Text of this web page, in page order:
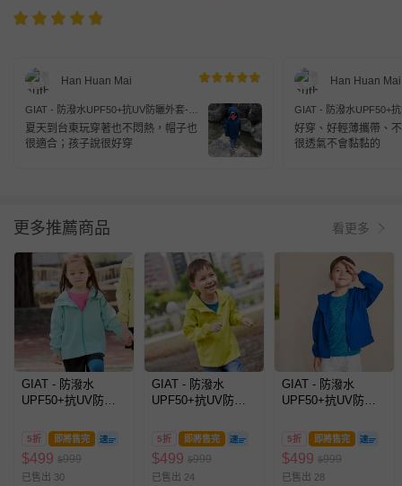
Han Huan Mai
GIAT - 防潑水UPF50+抗UV防曬外套-兒
童款/連帽-奶茶色
夏天到台東玩穿著也不悶熱，帽子也
很適合；孩子說很好穿
Han Huan Mai
GIAT - 防潑水UPF50+
童款/連帽-奶茶色
好穿、好輕薄攜帶、
很透氣不會黏黏的
更多推薦商品 看更多
GIAT - 防潑水
UPF50+抗UV防曬
末藍
5折 即將售完
$499 $999
已售出 30
GIAT - 防潑水
UPF50+抗UV防曬
檸黃
5折 即將售完
$499 $999
已售出 24
GIAT - 防潑水
UPF50+抗UV防曬
手藍
5折 即將售完
$499 $999
已售出 28